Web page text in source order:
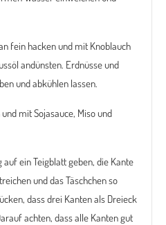
fein hacken und mit Knoblauch
andünsten. Erdnüsse und
und abkühlen lassen.
mit Sojasauce, Miso und
ein Teigblatt geben, die Kante
und das Täschchen so
dass drei Kanten als Dreieck
achten, dass alle Kanten gut